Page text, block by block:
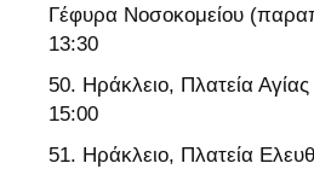
Γέφυρα Νοσοκομείου
13:30
Ηράκλειο, Πλατεία
15:00
Ηράκλειο, Πλατεία